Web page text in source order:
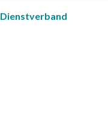
Dienstverband